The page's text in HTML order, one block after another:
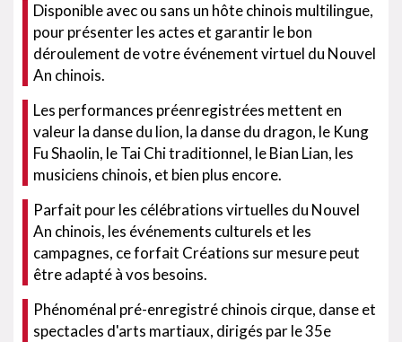
Disponible avec ou sans un hôte chinois multilingue,
pour présenter les actes et garantir le bon
déroulement de votre événement virtuel du Nouvel
An chinois.
Les performances préenregistrées mettent en
valeur la danse du lion, la danse du dragon, le Kung
Fu Shaolin, le Tai Chi traditionnel, le Bian Lian, les
musiciens chinois, et bien plus encore.
Parfait pour les célébrations virtuelles du Nouvel
An chinois, les événements culturels et les
campagnes, ce forfait Créations sur mesure peut
être adapté à vos besoins.
Phénoménal pré-enregistré chinois cirque, danse et
spectacles d'arts martiaux, dirigés par le 35e